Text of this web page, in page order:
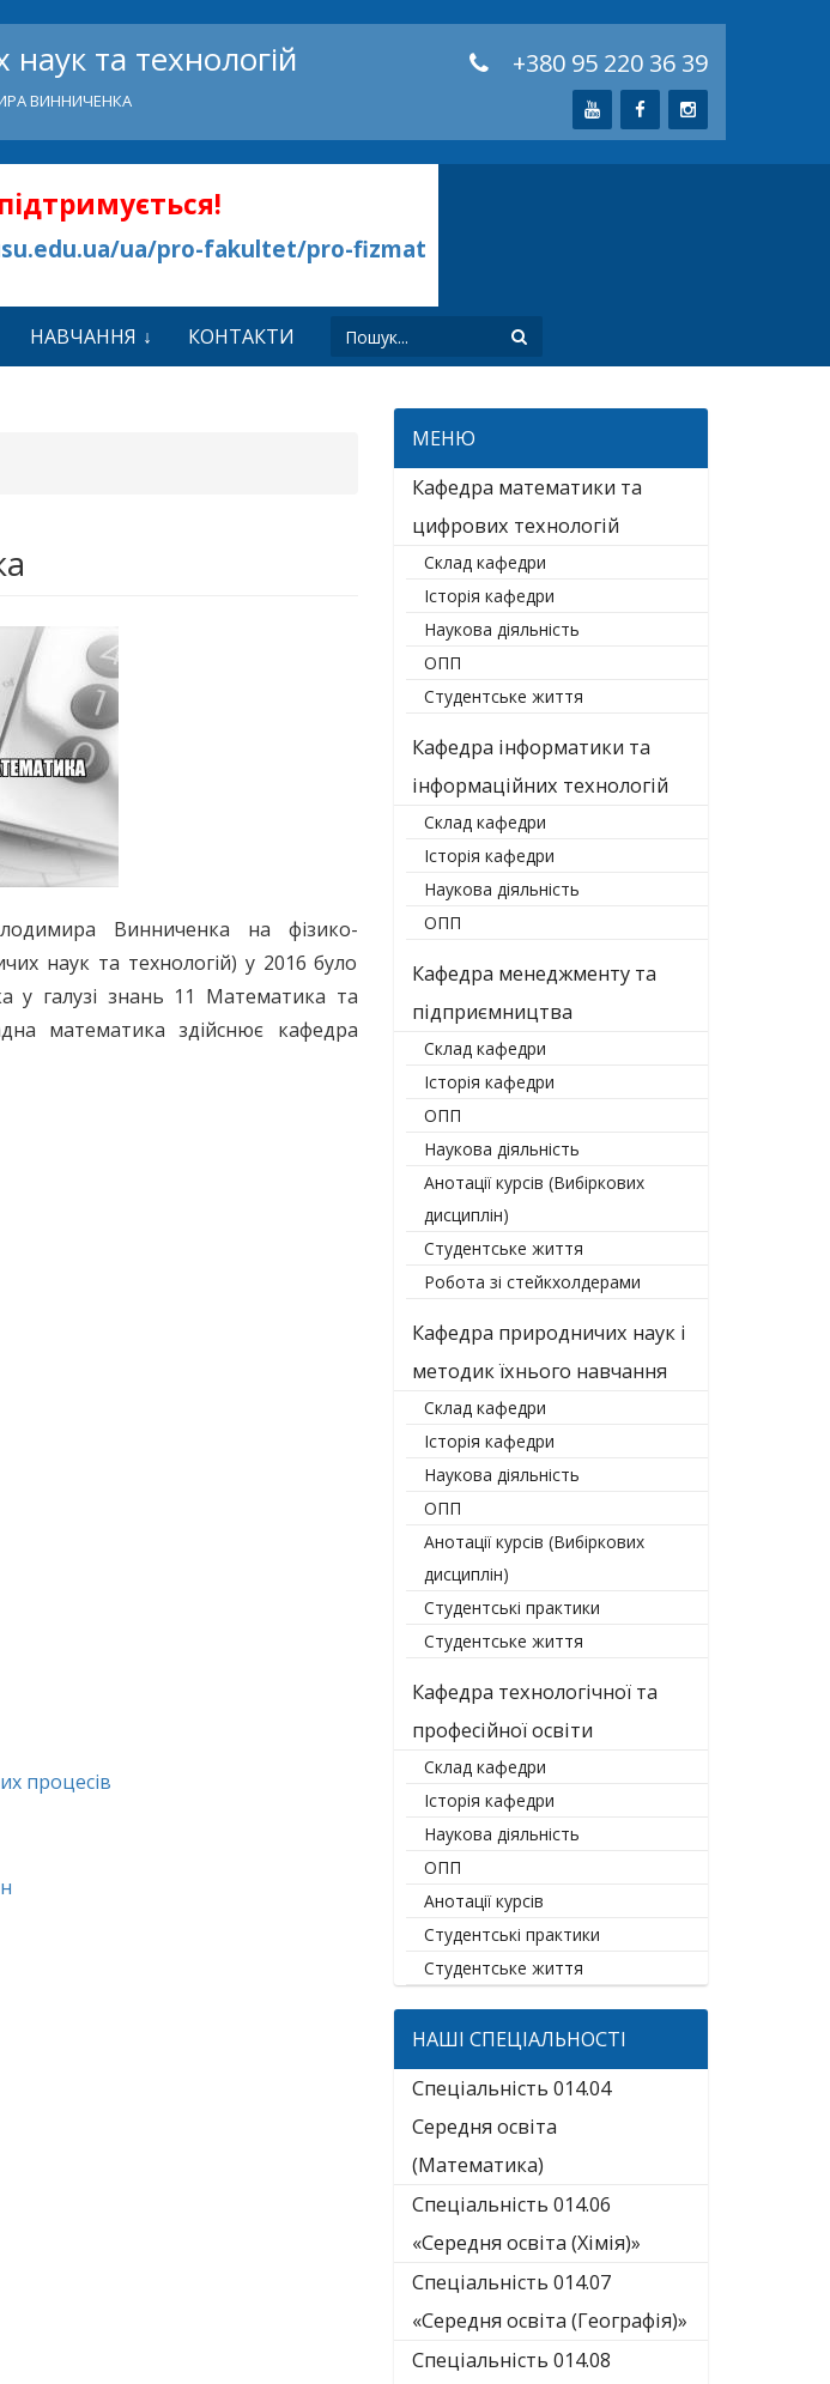
та технологій
ВИННИЧЕНКА
+380 95 220 36 39
ua/pro-fakultet/pro-fizmat
НАВЧАННЯ КОНТАКТИ
Винниченка на фізико-
наук та технологій) у 2016 було
у галузі знань 11 Математика та
математика здійснює кафедра
процесів
МЕНЮ
Кафедра математики та
цифрових технологій
Склад кафедри
Історія кафедри
Наукова діяльність
ОПП
Студентське життя
Кафедра інформатики та
інформаційних технологій
Склад кафедри
Історія кафедри
Наукова діяльність
ОПП
Кафедра менеджменту та
підприємництва
Склад кафедри
Історія кафедри
ОПП
Наукова діяльність
Анотації курсів (Вибіркових
дисциплін)
Студентське життя
Робота зі стейкхолдерами
Кафедра природничих наук і
методик їхнього навчання
Склад кафедри
Історія кафедри
Наукова діяльність
ОПП
Анотації курсів (Вибіркових
дисциплін)
Студентські практики
Студентське життя
Кафедра технологічної та
професійної освіти
Склад кафедри
Історія кафедри
Наукова діяльність
ОПП
Анотації курсів
Студентські практики
Студентське життя
НАШІ СПЕЦІАЛЬНОСТІ
Спеціальність 014.04
Середня освіта
(Математика)
Спеціальність 014.06
«Середня освіта (Хімія)»
Спеціальність 014.07
«Середня освіта (Географія)»
Спеціальність 014.08